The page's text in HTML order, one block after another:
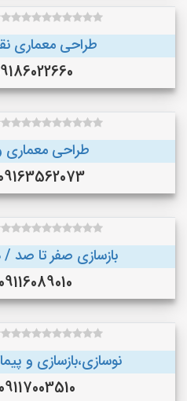
طراحی معماری
09186022660
طراحی معماری
09163562073
بازسازی صفر تا صد
09116089010 (رشت )
نوسازی،بازسازی و
09117003510 (گرگان )